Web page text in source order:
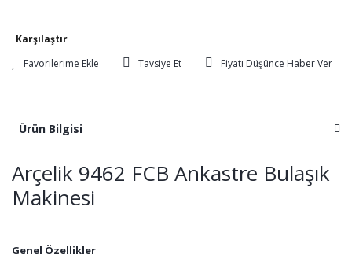
Karşılaştır
Tavsiye Et
Fiyatı Düşünce Haber Ver
Ürün Bilgisi
Arçelik 9462 FCB Ankastre Bulaşık
Makinesi
Genel Özellikler